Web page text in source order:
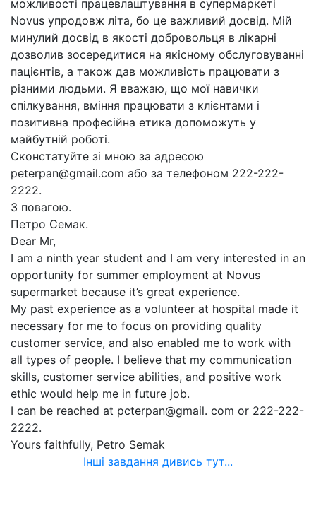
можливості працевлаштування в супермаркеті
Novus упродовж літа, бо це важливий досвід. Мій
минулий досвід в якості добровольця в лікарні
дозволив зосередитися на якісному обслуговуванні
пацієнтів, а також дав можливість працювати з
різними людьми. Я вважаю, що мої навички
спілкування, вміння працювати з клієнтами і
позитивна професійна етика допоможуть у
майбутній роботі.
Сконстатуйте зі мною за адресою
peterpan@gmail.com або за телефоном 222-222-
2222.
З повагою.
Петро Семак.
Dear Mr,
I am a ninth year student and I am very interested in an
opportunity for summer employment at Novus
supermarket because it’s great experience.
My past experience as a volunteer at hospital made it
necessary for me to focus on providing quality
customer service, and also enabled me to work with
all types of people. I believe that my communication
skills, customer service abilities, and positive work
ethic would help me in future job.
I can be reached at pcterpan@gmail. com or 222-222-
2222.
Yours faithfully, Petro Semak
Інші завдання дивись тут...